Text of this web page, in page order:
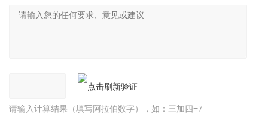
请输入计算结果（填写阿拉伯数字），如：三加四=7